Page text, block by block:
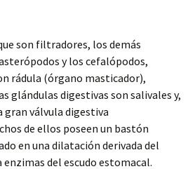
son filtradores, los demás
y los cefalópodos,
rádula (órgano masticador),
glándulas digestivas son salivales y,
gran válvula digestiva
de ellos poseen un bastón
en una dilatación derivada del
del escudo estomacal.